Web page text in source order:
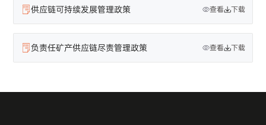
供应链可持续发展管理政策 查看 下载
负责任矿产供应链尽责管理政策 查看 下载